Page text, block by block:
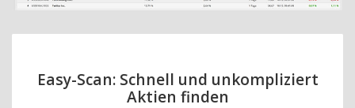
Easy-Scan: Schnell und unkompliziert
Aktien finden